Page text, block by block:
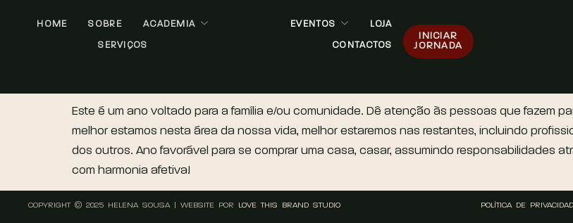
HOME SOBRE ACADEMIA
SERVIÇOS
EVENTOS LOJA
CONTACTOS
INICIAR
JORNADA
Este é um ano voltado para a família e/ou comunidade. Dê atenção às pessoas que fazem
melhor estamos nesta área da nossa vida, melhor estaremos nas restantes, incluindo
dos outros. Ano favorável para se comprar uma casa, casar, assumindo responsabilidades
com harmonia afetiva!
COPYRIGHT © 2025 HELENA SOUSA | WEBSITE POR LOVE THIS BRAND STUDIO POLÍTICA DE